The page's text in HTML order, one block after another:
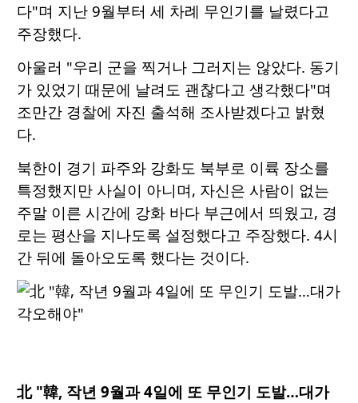
다"며 지난 9월부터 세 차례 무인기를 날렸다고
주장했다.
아울러 "우리 군을 찍거나 그러지는 않았다. 동기
가 있었기 때문에 날려도 괜찮다고 생각했다"며
조만간 경찰에 자진 출석해 조사받겠다고 밝혔
다.
북한이 경기 파주와 강화도 북부로 이륙 장소를
특정했지만 사실이 아니며, 자신은 사람이 없는
주말 이른 시간에 강화 바다 부근에서 띄웠고, 경
로는 평산을 지나도록 설정했다고 주장했다. 4시
간 뒤에 돌아오도록 했다는 것이다.
北 "韓, 작년 9월과 4일에 또 무인기 도발…대가